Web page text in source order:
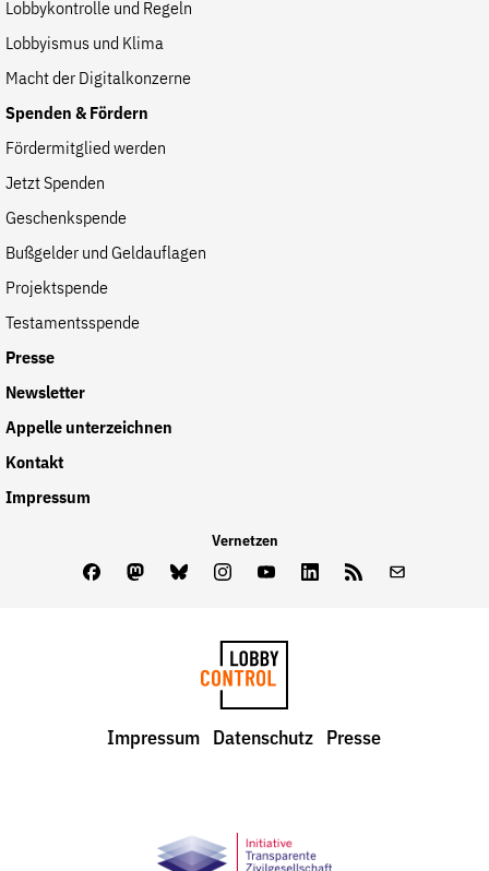
Lobbykontrolle und Regeln
Lobbyismus und Klima
Macht der Digitalkonzerne
Spenden & Fördern
Fördermitglied werden
Jetzt Spenden
Geschenkspende
Bußgelder und Geldauflagen
Projektspende
Testamentsspende
Presse
Newsletter
Appelle unterzeichnen
Kontakt
Impressum
Vernetzen
FacebookMastodon
BlueskyInstagram
YoutubeLinkedInFeed
LobbyControl
Impressum Datenschutz Presse